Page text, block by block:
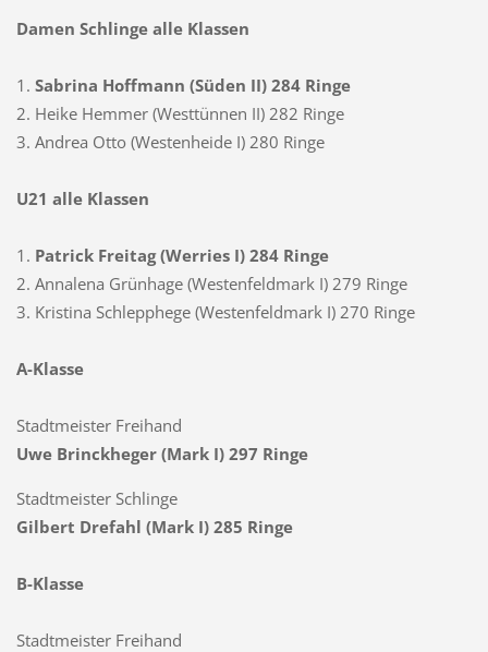
Damen Schlinge alle Klassen
1. Sabrina Hoffmann (Süden II) 284 Ringe
2. Heike Hemmer (Westtünnen II) 282 Ringe
3. Andrea Otto (Westenheide I) 280 Ringe
U21 alle Klassen
1. Patrick Freitag (Werries I) 284 Ringe
2. Annalena Grünhage (Westenfeldmark I) 279 Ringe
3. Kristina Schlepphege (Westenfeldmark I) 270 Ringe
A-Klasse
Stadtmeister Freihand
Uwe Brinckheger (Mark I) 297 Ringe
Stadtmeister Schlinge
Gilbert Drefahl (Mark I) 285 Ringe
B-Klasse
Stadtmeister Freihand